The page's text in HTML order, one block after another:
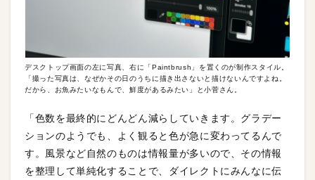
デスクトップ画面の左に写真、右に「Paintbrush」を置くのが制作スタイル。
「撮った写真は、なぜかその日のうちに描き出さないと描けないんですよね。
だから、お魚みたいなもんで、鮮度があるみたい」と小菅さん。
「色数を最終的にどんどん減らしていきます。グラデー
ションのようでも、よく観ると色が急に変わってるんで
す。風景など自然のものは情報量が多いので、その情報
を整理して単純化することで、ダイレクトにみんなに伝